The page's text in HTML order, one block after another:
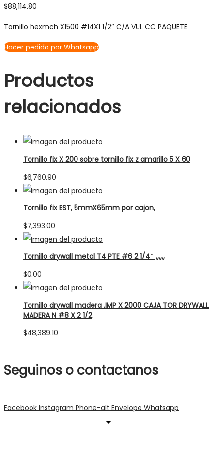
$88,114.80
Tornillo hexmch X1500 #14X1 1/2″ C/A VUL CO PAQUETE
Hacer pedido por Whatsapp
Productos
relacionados
Tornillo fix X 200 sobre tornillo fix z amarillo 5 X 60
$6,760.90
Tornillo fix EST, 5mmX65mm por cajon,
$7,393.00
Tornillo drywall metal T4 PTE #6 2 1/4″ ,,,,,,
$0.00
Tornillo drywall madera .IMP X 2000 CAJA TOR DRYWALL
MADERA N #8 X 2 1/2
$48,389.10
Seguinos o contactanos
Facebook Instagram Phone-alt Envelope Whatsapp